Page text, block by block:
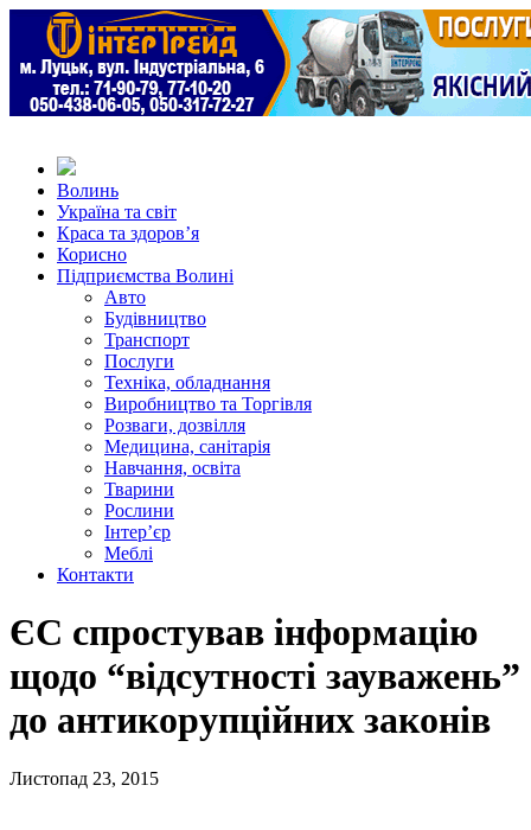
Волинь
Україна та світ
Краса та здоров’я
Корисно
Підприємства Волині
Авто
Будівництво
Транспорт
Послуги
Техніка, обладнання
Виробництво та Торгівля
Розваги, дозвілля
Медицина, санітарія
Навчання, освіта
Тварини
Рослини
Інтер’єр
Меблі
Контакти
ЄС спростував інформацію
щодо “відсутності зауважень”
до антикорупційних законів
Листопад 23, 2015